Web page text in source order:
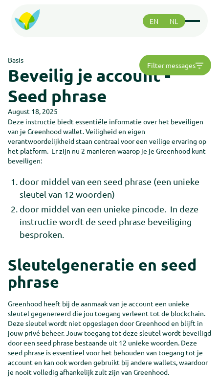
EN NL
Functies
Betalen
Veiligheid
Greenhood community
Ondersteuning
Over ons
Roadmap
Support
Betalen
Veiligheid
Greenhood community
Ondersteuning
Over ons
Roadmap
Support
Filter messages
Basis
Beveilig je account -
Seed phrase
August 18, 2025
Deze instructie biedt essentiële informatie over het beveiligen
van je Greenhood wallet. Veiligheid en eigen
verantwoordelijkheid staan centraal voor een veilige ervaring op
het platform. Er zijn nu 2 manieren waarop je je Greenhood kunt
beveiligen:
door middel van een seed phrase (een unieke
sleutel van 12 woorden)
door middel van een unieke pincode. In deze
instructie wordt de seed phrase beveiliging
besproken.
Sleutelgeneratie en seed
phrase
Greenhood heeft bij de aanmaak van je account een unieke
sleutel gegenereerd die jou toegang verleent tot de blockchain.
Deze sleutel wordt niet opgeslagen door Greenhood en blijft in
jouw privé beheer. Jouw toegang tot deze sleutel wordt beveiligd
door een seed phrase bestaande uit 12 unieke woorden. Deze
seed phrase is essentieel voor het behouden van toegang tot je
account en kan ook worden gebruikt bij andere wallets, waardoor
je nooit volledig afhankelijk zult zijn van Greenhood.